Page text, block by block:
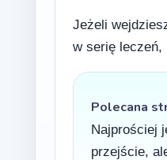
Jeżeli
w serię leczeń,
Polecana
Najprościej
przejście,